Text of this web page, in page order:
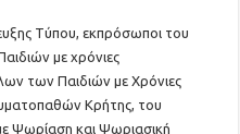
Τύπου, εκπρόσωποι του
με χρόνιες
των Παιδιών με Χρόνιες
Κρήτης, του
Ψωρίαση και Ψωριασική